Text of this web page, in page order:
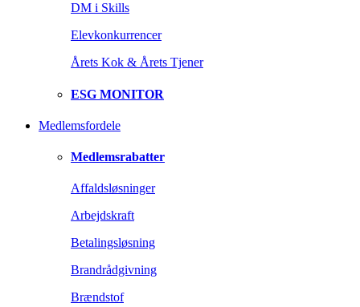
DM i Skills
Elevkonkurrencer
Årets Kok & Årets Tjener
ESG MONITOR
Medlemsfordele
Medlemsrabatter
Affaldsløsninger
Arbejdskraft
Betalingsløsning
Brandrådgivning
Brændstof